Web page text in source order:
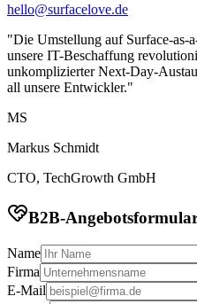
hello@surfacelove.de
"Die Umstellung auf Surface-as-
unsere IT-Beschaffung
unkomplizierter Next-Day-
all unsere Entwickler."
MS
Markus Schmidt
CTO, TechGrowth GmbH
B2B-
Name
Firma
E-Mail